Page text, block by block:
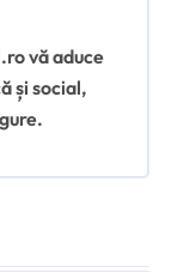
vă aduce
și social,